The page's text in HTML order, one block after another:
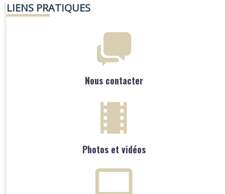
LIENS PRATIQUES
Nous contacter
Photos et vidéos